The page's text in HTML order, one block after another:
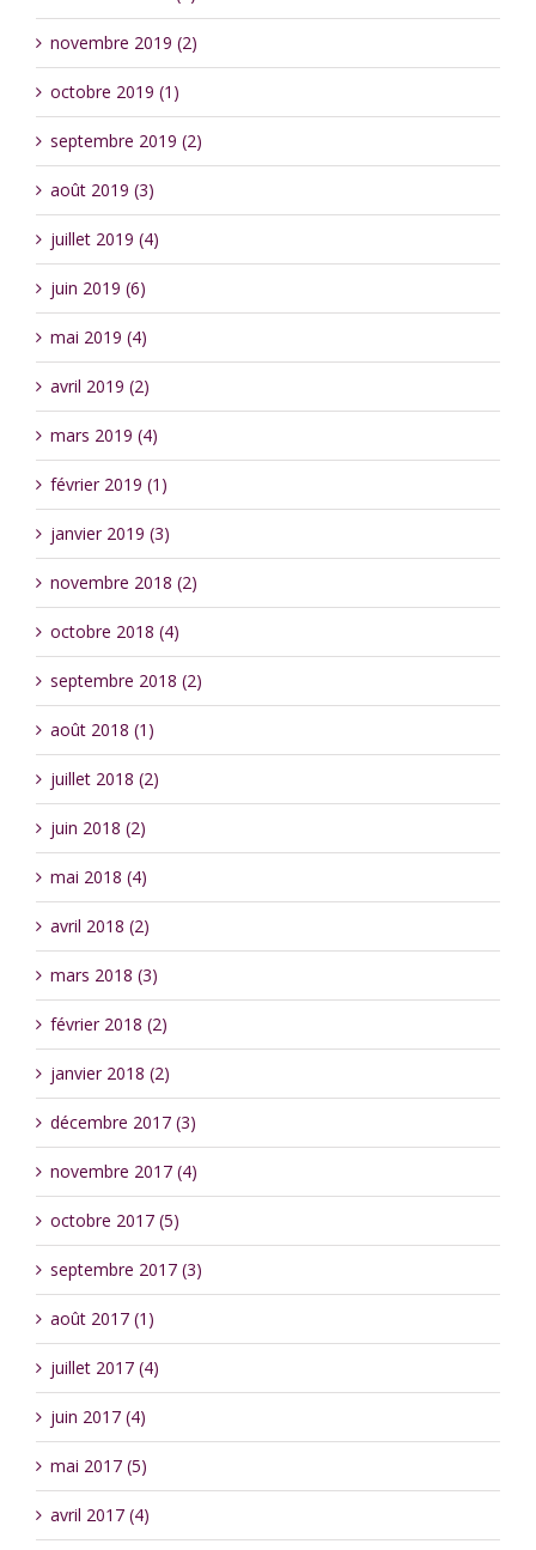
novembre 2019 (2)
octobre 2019 (1)
septembre 2019 (2)
août 2019 (3)
juillet 2019 (4)
juin 2019 (6)
mai 2019 (4)
avril 2019 (2)
mars 2019 (4)
février 2019 (1)
janvier 2019 (3)
novembre 2018 (2)
octobre 2018 (4)
septembre 2018 (2)
août 2018 (1)
juillet 2018 (2)
juin 2018 (2)
mai 2018 (4)
avril 2018 (2)
mars 2018 (3)
février 2018 (2)
janvier 2018 (2)
décembre 2017 (3)
novembre 2017 (4)
octobre 2017 (5)
septembre 2017 (3)
août 2017 (1)
juillet 2017 (4)
juin 2017 (4)
mai 2017 (5)
avril 2017 (4)